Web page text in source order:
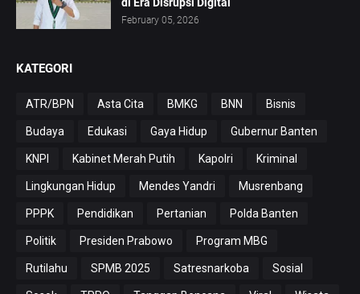
February 05, 2026
KATEGORI
ATR/BPN Asta Cita BMKG BNN Bisnis
Budaya Edukasi Gaya Hidup Gubernur Banten
KNPI Kabinet Merah Putih Kapolri Kriminal
Lingkungan Hidup Mendes Yandri Musrenbang
PPPK Pendidikan Pertanian Polda Banten
Politik Presiden Prabowo Program MBG
Rutilahu SPMB 2025 Satresnarkoba Sosial